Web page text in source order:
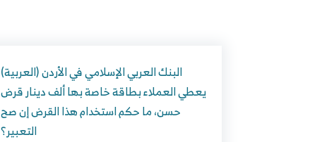
(العربية) البنك العربي الإسلامي في الأردن
يعطي العملاء بطاقة خاصة بها ألف دينار قرض
حسن، ما حكم استخدام هذا القرض إن صح
التعبير؟